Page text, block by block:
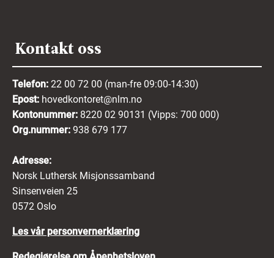
Kontakt oss
Telefon: 22 00 72 00 (man-fre 09:00-14:30)
Epost: hovedkontoret@nlm.no
Kontonummer: 8220 02 90131 (Vipps: 700 000)
Org.nummer: 938 679 177
Adresse:
Norsk Luthersk Misjonssamband
Sinsenveien 25
0572 Oslo
Les vår personvernerklæring